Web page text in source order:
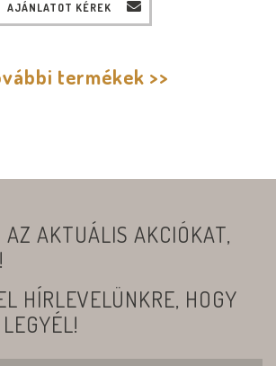
AJÁNLATOT KÉREK
termékek >>
AZ AKTUÁLIS AKCIÓKAT,
HÍRLEVELÜNKRE, HOGY